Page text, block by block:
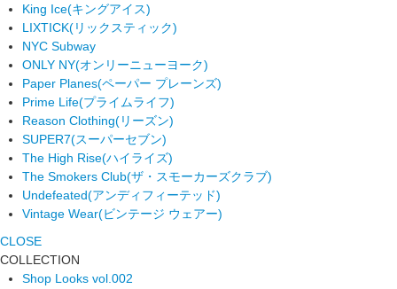
King Ice(キングアイス)
LIXTICK(リックスティック)
NYC Subway
ONLY NY(オンリーニューヨーク)
Paper Planes(ペーパー プレーンズ)
Prime Life(プライムライフ)
Reason Clothing(リーズン)
SUPER7(スーパーセブン)
The High Rise(ハイライズ)
The Smokers Club(ザ・スモーカーズクラブ)
Undefeated(アンディフィーテッド)
Vintage Wear(ビンテージ ウェアー)
CLOSE
COLLECTION
Shop Looks vol.002